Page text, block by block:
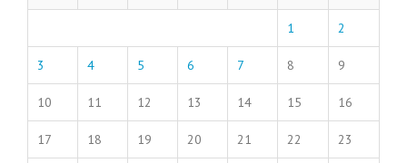
1 2
3 4 5 6 7 8 9
10 11 12 13 14 15 16
17 18 19 20 21 22 23